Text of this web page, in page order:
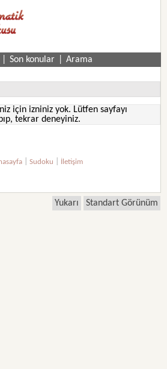
Son konular Arama
için izniniz yok. Lütfen sayfayı
tekrar deneyiniz.
|Sudoku İletişim
Yukarı Standart Görünüm